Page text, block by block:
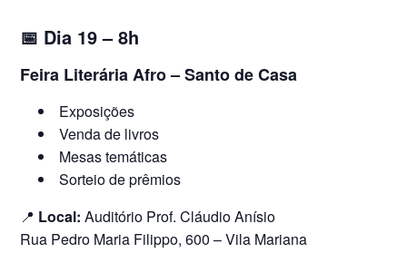
📅 Dia 19 – 8h
Feira Literária Afro – Santo de Casa
Exposições
Venda de livros
Mesas temáticas
Sorteio de prêmios
📍 Local: Auditório Prof. Cláudio Anísio
Rua Pedro Maria Filippo, 600 – Vila Mariana